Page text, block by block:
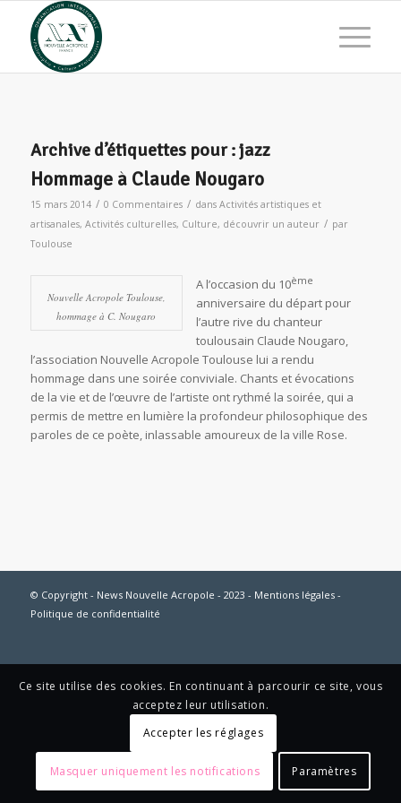
Archive d’étiquettes pour :jazz
Hommage à Claude Nougaro
15 mars 2014 / 0 Commentaires / dans Activités artistiques et
artisanales, Activités culturelles, Culture, découvrir un auteur / par
Toulouse
Nouvelle Acropole Toulouse,
hommage à C. Nougaro
A l’occasion du 10ème
anniversaire du départ pour
l’autre rive du chanteur
toulousain Claude Nougaro,
l’association Nouvelle Acropole Toulouse lui a rendu
hommage dans une soirée conviviale. Chants et évocations
de la vie et de l’œuvre de l’artiste ont rythmé la soirée, qui a
permis de mettre en lumière la profondeur philosophique des
paroles de ce poète, inlassable amoureux de la ville Rose.
© Copyright - News Nouvelle Acropole - 2023 - Mentions légales -
Politique de confidentialité
Ce site utilise des cookies. En continuant à parcourir ce site, vous
acceptez leur utilisation.
Accepter les réglages
Masquer uniquement les notifications Paramètres